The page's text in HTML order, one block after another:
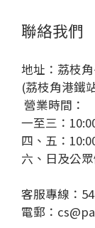
聯絡我們
地址：荔枝
(荔枝角港鐵
營業時間：
一至三：
四、五：
六、日及公
客服專線：
電郵：